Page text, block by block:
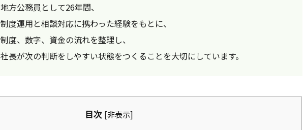
地方公務員として26年間、
制度運用と相談対応に携わった経験をもとに、
制度、数字、資金の流れを整理し、
社長が次の判断をしやすい状態をつくることを大切にしています。
目次 [非表示]